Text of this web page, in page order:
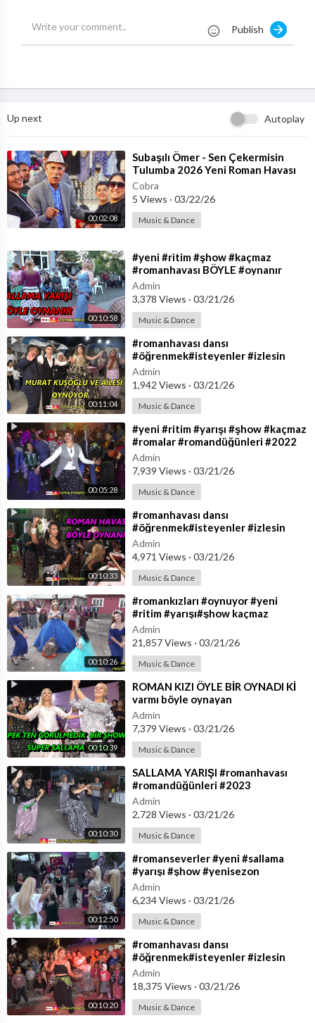
Publish
Up next Autoplay
00:02:08
⁣Subaşılı Ömer - Sen Çekermisin
Tulumba 2026 Yeni Roman Havası
Cobra
5 Views · 03/22/26
Music & Dance
00:10:58
⁣#yeni #ritim #şhow #kaçmaz
#romanhavası BÖYLE #oynanır
#romandüğünleri #2022
#toprakprodüksiyon
Admin
3,378 Views · 03/21/26
Music & Dance
00:11:04
⁣#romanhavası dansı
#öğrenmek#isteyenler #izlesin
#yeni #romandüğünleri #ritimşhow
#toprakprodüksiyon
Admin
1,942 Views · 03/21/26
Music & Dance
00:05:28
⁣#yeni #ritim #yarışı #şhow #kaçmaz
#romalar #romandüğünleri #2022
#toprakprodüksiyon
#romanseverler
Admin
7,939 Views · 03/21/26
Music & Dance
00:10:33
⁣#romanhavası dansı
#öğrenmek#isteyenler #izlesin
#yeni #romandüğünleri #ritimşhow
#toprakprodüksiyon
Admin
4,971 Views · 03/21/26
Music & Dance
00:10:26
⁣#romankızları #oynuyor #yeni
#ritim #yarışı#şhow kaçmaz
#romandüğünleri #2022
#toprakprodüksiyon
Admin
21,857 Views · 03/21/26
Music & Dance
00:10:39
⁣ROMAN KIZI ÖYLE BİR OYNADI Kİ
varmı böyle oynayan
ÇAT#romanhavası
#romandüğünleri
#toprakprodüksiyon
Admin
7,379 Views · 03/21/26
Music & Dance
00:10:30
⁣SALLAMA YARIŞI #romanhavası
#romandüğünleri #2023
#toprakprodüksiyon #dance
#dancevideo
Admin
2,728 Views · 03/21/26
Music & Dance
00:12:50
⁣#romanseverler #yeni #sallama
#yarışı #şhow #yenisezon
#düğünleri #2021
#toprakprodüksiyon
Admin
6,234 Views · 03/21/26
Music & Dance
00:10:20
⁣#romanhavası dansı
#öğrenmek#isteyenler #izlesin
#yeni #romandüğünleri #ritimşhow
#toprakprodüksiyon
Admin
18,375 Views · 03/21/26
Music & Dance